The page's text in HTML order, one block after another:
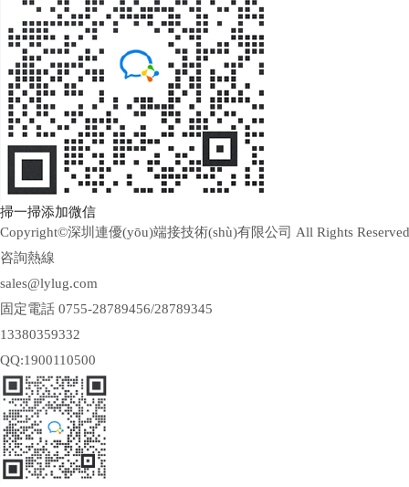
掃一掃添加微信
Copyright©深圳連優(yōu)端接技術(shù)有限公司 All Rights
咨詢熱線
sales@lylug.com
固定電話 0755-28789456/28789345
13380359332
QQ:1900110500